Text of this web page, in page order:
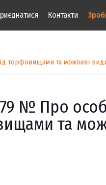
Контакти
торфовищами та можливі
№ Про
та